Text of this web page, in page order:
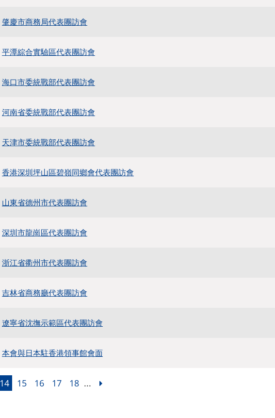
肇慶市商務局代表團訪會
平潭綜合實驗區代表團訪會
海口市委統戰部代表團訪會
河南省委統戰部代表團訪會
天津市委統戰部代表團訪會
香港深圳坪山區碧嶺同鄉會代表團訪會
山東省德州市代表團訪會
深圳市龍崗區代表團訪會
浙江省衢州市代表團訪會
吉林省商務廳代表團訪會
遼寧省沈撫示範區代表團訪會
本會與日本駐香港領事館會面
14 15 16 17 18 ...